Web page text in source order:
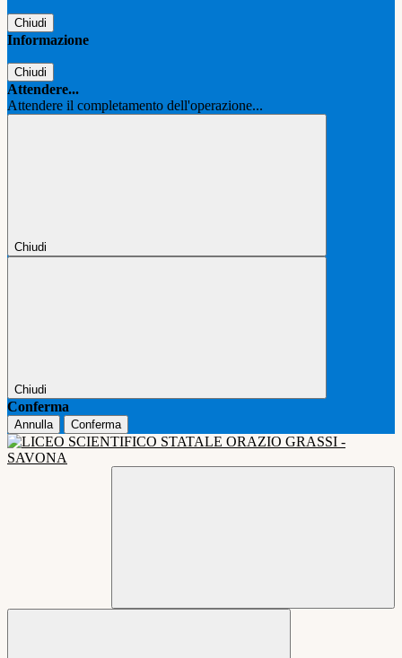
Chiudi
Informazione
Chiudi
Attendere...
Attendere il completamento dell'operazione...
Chiudi
Chiudi
Conferma
Annulla Conferma